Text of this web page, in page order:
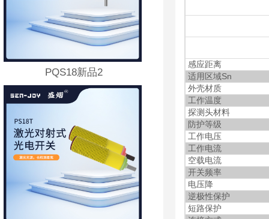
感应距离
适用区域Sn
外壳材质
工作温度
探测头材料
防护等级
工作电压
工作电流
空载电流
开关频率
电压降
逆极性保护
短路保护
PQS18新品2